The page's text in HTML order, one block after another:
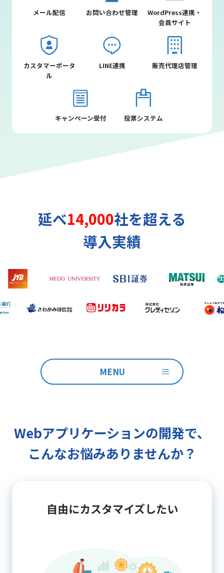
メール配信 お問い合わせ管理
WordPress連携・
会員サイト
カスタマーポータ
ル
LINE連携 販売代理店管理
キャンペーン受付 投票システム
延べ14,000社を超える
導入実績
MENU
Webアプリケーションの開発で、
こんなお悩みありませんか？
自由にカスタマイズしたい